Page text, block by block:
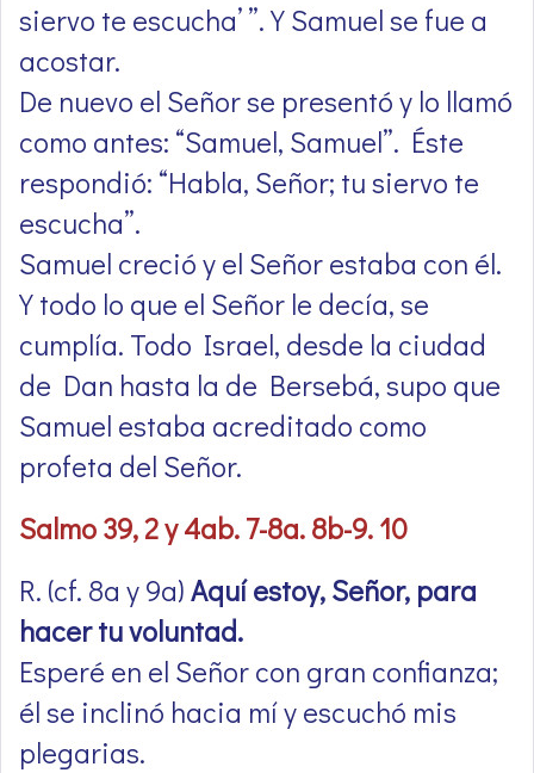
siervo te escucha’ ”. Y Samuel se fue a
acostar.
De nuevo el Señor se presentó y lo llamó
como antes: “Samuel, Samuel”. Éste
respondió: “Habla, Señor; tu siervo te
escucha”.
Samuel creció y el Señor estaba con él.
Y todo lo que el Señor le decía, se
cumplía. Todo Israel, desde la ciudad
de Dan hasta la de Bersebá, supo que
Samuel estaba acreditado como
profeta del Señor.
Salmo 39, 2 y 4ab. 7-8a. 8b-9. 10
R. (cf. 8a y 9a)Aquí estoy, Señor, para
hacer tu voluntad.
Esperé en el Señor con gran confianza;
él se inclinó hacia mí y escuchó mis
plegarias.